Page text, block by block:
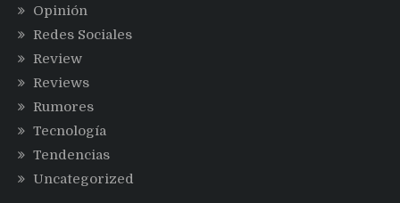
Opinión
Redes Sociales
Review
Reviews
Rumores
Tecnología
Tendencias
Uncategorized